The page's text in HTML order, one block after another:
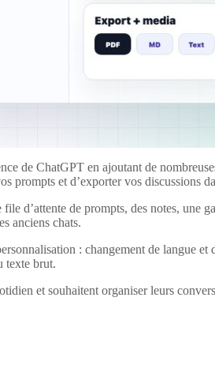
de ChatGPT en ajoutant de
prompts et d’exporter vos discussions
d’attente de prompts, des notes, une
anciens chats.
: changement de langue
texte brut.
et souhaitent organiser leurs